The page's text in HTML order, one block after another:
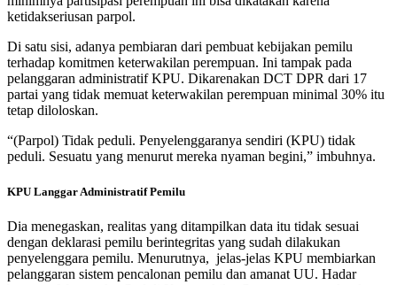
ketidakseriusan parpol.
Di satu sisi, adanya pembiaran dari pembuat kebijakan pemilu
terhadap komitmen keterwakilan perempuan. Ini tampak pada
pelanggaran administratif KPU. Dikarenakan DCT DPR dari 17
partai yang tidak memuat keterwakilan perempuan minimal 30% itu
tetap diloloskan.
“(Parpol) Tidak peduli. Penyelenggaranya sendiri (KPU) tidak
peduli. Sesuatu yang menurut mereka nyaman begini,” imbuhnya.
KPU Langgar Administratif Pemilu
Dia menegaskan, realitas yang ditampilkan data itu tidak sesuai
dengan deklarasi pemilu berintegritas yang sudah dilakukan
penyelenggara pemilu. Menurutnya, jelas-jelas KPU membiarkan
pelanggaran sistem pencalonan pemilu dan amanat UU. Hadar